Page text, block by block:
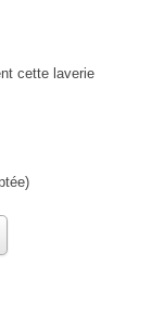
cette laverie